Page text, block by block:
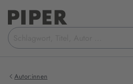
Suchbegriff
eingeben
Autor:innen